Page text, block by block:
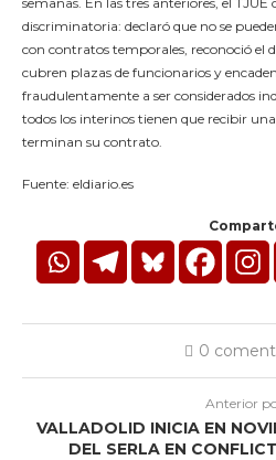
discriminatoria: declaró que no se
con contratos temporales, reconoció el
cubren plazas de funcionarios y
fraudulentamente a ser considerados
todos los interinos tienen que recibir
terminan su contrato.
Fuente: eldiario.es
0
Anterior
VALLADOLID INICIA EN
DEL SERLA EN